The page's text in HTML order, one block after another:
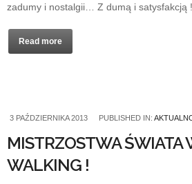
zadumy i nostalgii… Z dumą i satysfakcją
Read more
3 PAŹDZIERNIKA 2013 PUBLISHED IN:
MISTRZOSTWA ŚWIATA
WALKING !